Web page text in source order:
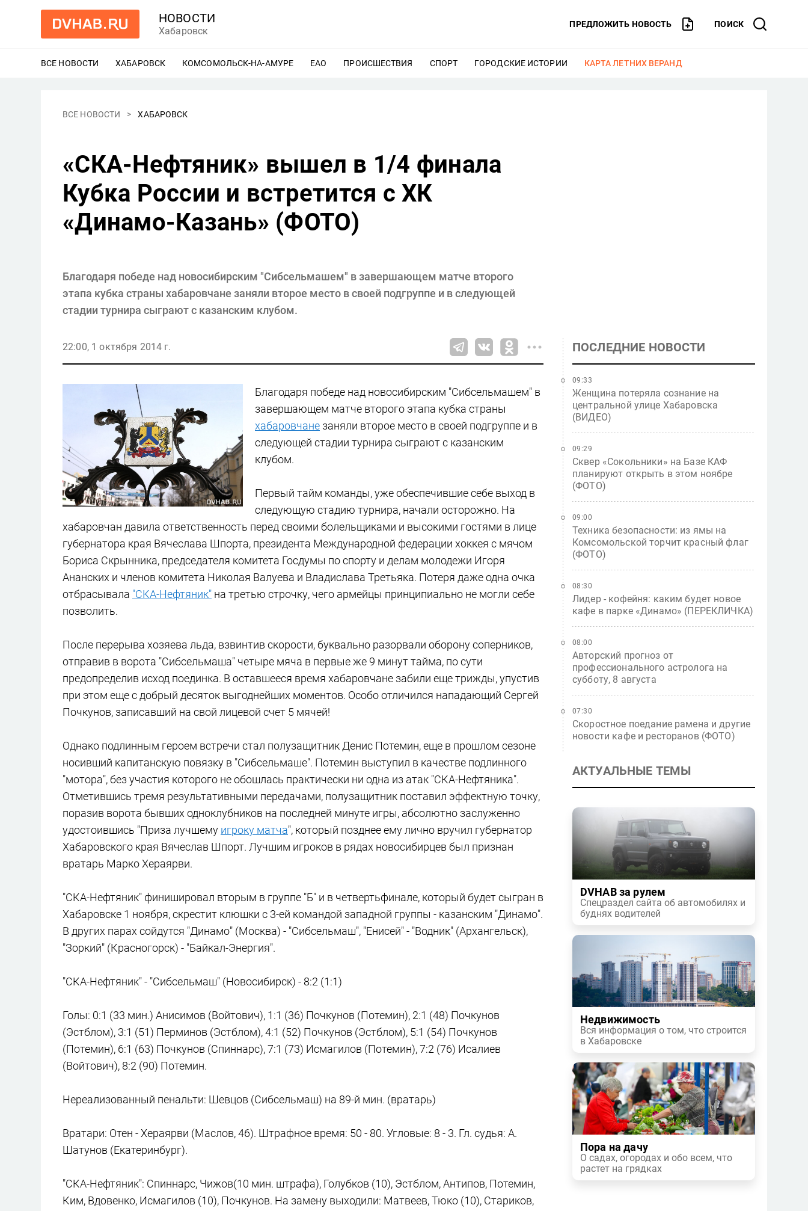
НОВОСТИ
Хабаровск
ПРЕДЛОЖИТЬ НОВОСТЬ ПОИСК
ВСЕ НОВОСТИ ХАБАРОВСК ЕЩЕ
КОМСОМОЛЬСК-НА-АМУРЕ ЕЩЕ
ЕАО ЕЩЕ
ПРОИСШЕСТВИЯ ЕЩЕ
СПОРТ ЕЩЕ
ГОРОДСКИЕ ИСТОРИИ ЕЩЕ
КАРТА ЛЕТНИХ ВЕРАНД
ВСЕ НОВОСТИ ХАБАРОВСК
«СКА-Нефтяник» вышел в 1/4 финала
Кубка России и встретится с ХК
«Динамо-Казань» (ФОТО)
Благодаря победе над новосибирским "Сибсельмашем" в завершающем матче второго
этапа кубка страны хабаровчане заняли второе место в своей подгруппе и в следующей
стадии турнира сыграют с казанским клубом.
22:00, 1 октября 2014 г.
Благодаря победе над новосибирским "Сибсельмашем" в
завершающем матче второго этапа кубка страны
хабаровчане заняли второе место в своей подгруппе и в
следующей стадии турнира сыграют с казанским
клубом.
Первый тайм команды, уже обеспечившие себе выход в
следующую стадию турнира, начали осторожно. На
хабаровчан давила ответственность перед своими болельщиками и высокими гостями в лице
губернатора края Вячеслава Шпорта, президента Международной федерации хоккея с мячом
Бориса Скрынника, председателя комитета Госдумы по спорту и делам молодежи Игоря
Ананских и членов комитета Николая Валуева и Владислава Третьяка. Потеря даже одна очка
отбрасывала "СКА-Нефтяник" на третью строчку, чего армейцы принципиально не могли себе
позволить.
После перерыва хозяева льда, взвинтив скорости, буквально разорвали оборону соперников,
отправив в ворота "Сибсельмаша" четыре мяча в первые же 9 минут тайма, по сути
предопределив исход поединка. В оставшееся время хабаровчане забили еще трижды, упустив
при этом еще с добрый десяток выгоднейших моментов. Особо отличился нападающий Сергей
Почкунов, записавший на свой лицевой счет 5 мячей!
Однако подлинным героем встречи стал полузащитник Денис Потемин, еще в прошлом сезоне
носивший капитанскую повязку в "Сибсельмаше". Потемин выступил в качестве подлинного
"мотора", без участия которого не обошлась практически ни одна из атак "СКА-Нефтяника".
Отметившись тремя результативными передачами, полузащитник поставил эффектную точку,
поразив ворота бывших одноклубников на последней минуте игры, абсолютно заслуженно
удостоившись "Приза лучшему игроку матча", который позднее ему лично вручил губернатор
Хабаровского края Вячеслав Шпорт. Лучшим игроков в рядах новосибирцев был признан
вратарь Марко Хераярви.
"СКА-Нефтяник" финишировал вторым в группе "Б" и в четвертьфинале, который будет сыгран в
Хабаровске 1 ноября, скрестит клюшки с 3-ей командой западной группы - казанским "Динамо".
В других парах сойдутся "Динамо" (Москва) - "Сибсельмаш", "Енисей" - "Водник" (Архангельск),
"Зоркий" (Красногорск) - "Байкал-Энергия".
"СКА-Нефтяник" - "Сибсельмаш" (Новосибирск) - 8:2 (1:1)
Голы: 0:1 (33 мин.) Анисимов (Войтович), 1:1 (36) Почкунов (Потемин), 2:1 (48) Почкунов
(Эстблом), 3:1 (51) Перминов (Эстблом), 4:1 (52) Почкунов (Эстблом), 5:1 (54) Почкунов
(Потемин), 6:1 (63) Почкунов (Спиннарс), 7:1 (73) Исмагилов (Потемин), 7:2 (76) Исалиев
(Войтович), 8:2 (90) Потемин.
Нереализованный пенальти: Шевцов (Сибсельмаш) на 89-й мин. (вратарь)
Вратари: Отен - Хераярви (Маслов, 46). Штрафное время: 50 - 80. Угловые: 8 - 3. Гл. судья: А.
Шатунов (Екатеринбург).
"СКА-Нефтяник": Спиннарс, Чижов(10 мин. штрафа), Голубков (10), Эстблом, Антипов, Потемин,
Ким, Вдовенко, Исмагилов (10), Почкунов. На замену выходили: Матвеев, Тюко (10), Стариков,
ПОСЛЕДНИЕ НОВОСТИ
Женщина потеряла сознание на
центральной улице Хабаровска
(ВИДЕО)
09:33
Сквер «Сокольники» на Базе КАФ
планируют открыть в этом ноябре
(ФОТО)
09:29
Техника безопасности: из ямы на
Комсомольской торчит красный флаг
(ФОТО)
09:00
Лидер - кофейня: каким будет новое
кафе в парке «Динамо» (ПЕРЕКЛИЧКА)
08:30
Авторский прогноз от
профессионального астролога на
субботу, 8 августа
08:00
Скоростное поедание рамена и другие
новости кафе и ресторанов (ФОТО)
07:30
АКТУАЛЬНЫЕ ТЕМЫ
DVHAB за рулем
Спецраздел сайта об автомобилях и
буднях водителей
Недвижимость
Вся информация о том, что строится
в Хабаровске
Пора на дачу
О садах, огородах и обо всем, что
растет на грядках